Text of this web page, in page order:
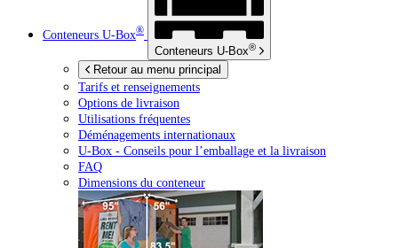
Conteneurs U-Box®
Conteneurs U-Box®
Retour au menu principal
Tarifs et renseignements
Options de livraison
Utilisations fréquentes
Déménagements internationaux
U-Box - Conseils pour l’emballage et la livraison
FAQ
Dimensions du conteneur